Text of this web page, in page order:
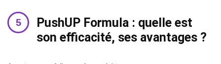
PushUP Formula : quelle est
son efficacité, ses avantages ?